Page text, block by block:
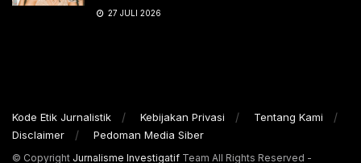
27 JULI 2026
Kode Etik Jurnalistik Kebijakan Privasi
Tentang Kami
Disclaimer
Pedoman Media Siber
© Copyright Jurnalisme Investigatif Team All Rights Reserved -